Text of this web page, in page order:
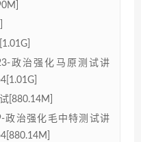
政治强化马原测试讲
[880.14M]
政治强化毛中特测试讲